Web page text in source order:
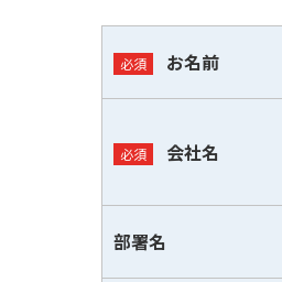
お名前
会社名
部署名